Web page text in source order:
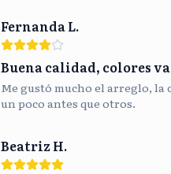
Fernanda L.
Buena calidad, colores
Me gustó mucho el arreglo,
un poco antes que otros.
Beatriz H.